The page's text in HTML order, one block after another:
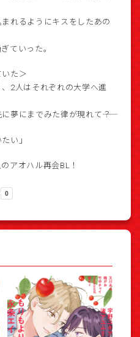
れるようにキスをしたあの
ていった。
た＞
2人はそれぞれの大学へ進
夢にまでみた律が現れて――？
い」
アオハル再会BL！